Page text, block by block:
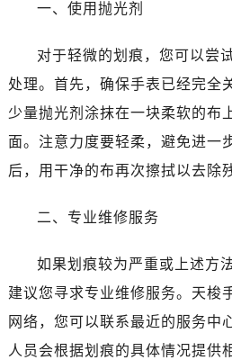
一、使用抛光剂
对于轻微的划痕，您可以尝
处理。首先，确保手表已经完全
少量抛光剂涂抹在一块柔软的布
面。注意力度要轻柔，避免进一
后，用干净的布再次擦拭以去除
二、专业维修服务
如果划痕较为严重或上述方
建议您寻求专业维修服务。天梭
网络，您可以联系最近的服务中
人员会根据划痕的具体情况提供